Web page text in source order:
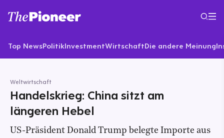
Top NewsPolitikInvestmentWirtschaftDie andere Meinung
Weltwirtschaft
Handelskrieg: China sitzt am
längeren Hebel
US-Präsident Donald Trump belegte Importe aus